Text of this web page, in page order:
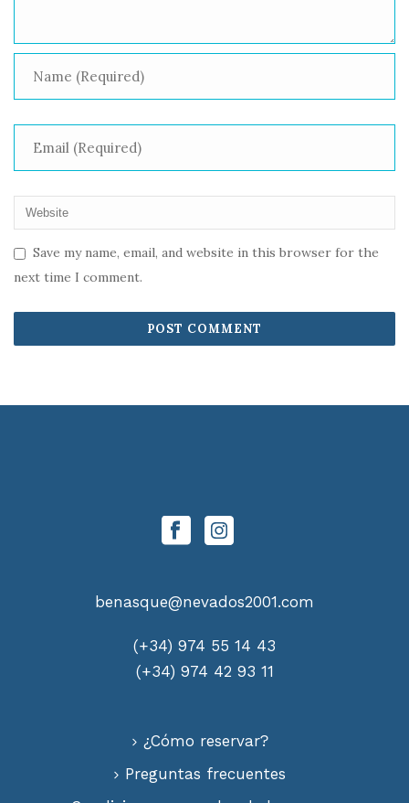
Save my name, email, and website in this browser for the
next time I comment.
benasque@nevados2001.com
(+34) 974 55 14 43
(+34) 974 42 93 11
¿Cómo reservar?
Preguntas frecuentes